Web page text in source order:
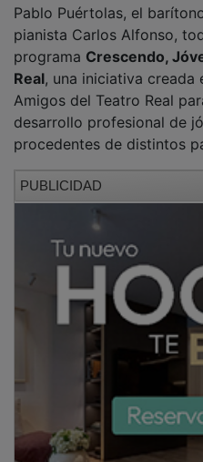
pianista Carlos Alfonso,
programaCrescendo,
Real, una iniciativa creada
Amigos del Teatro Real
desarrollo profesional de
procedentes de distintos
Entre las interpretaciones
las arias y dúos más
música, comoLa donna è
brindis de La traviata;
la célebre barcarola de
fragmentos de
Doña
hijas de Zebedeo
Luisa
PUBLICIDAD